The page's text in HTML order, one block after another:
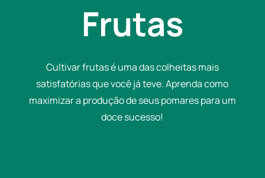
Frutas
Cultivar frutas é uma das colheitas mais
satisfatórias que você já teve. Aprenda como
maximizar a produção de seus pomares para um
doce sucesso!